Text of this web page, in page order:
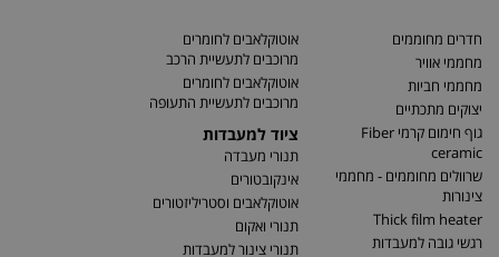
חדרים מחוממים
מחממי אוויר
מחממי חביות
יצוקים מתכתיים
גוף חימום קרמי Fiber
ceramic
שרוולים מחוממים - מחממי
צינורות
Thick film heater
רגשי גובה למעבדות
אוטוקלאבים לחומרים
מרוכבים לתעשיית הרכב
אוטוקלאבים לחומרים
מרוכבים לתעשיית התעופה
ציוד למעבדות
תנורי מעבדה
אינקובטורים
אוטוקלאבים וסטריליזטורים
תנורי ואקום
תנורי צינור למעבדות